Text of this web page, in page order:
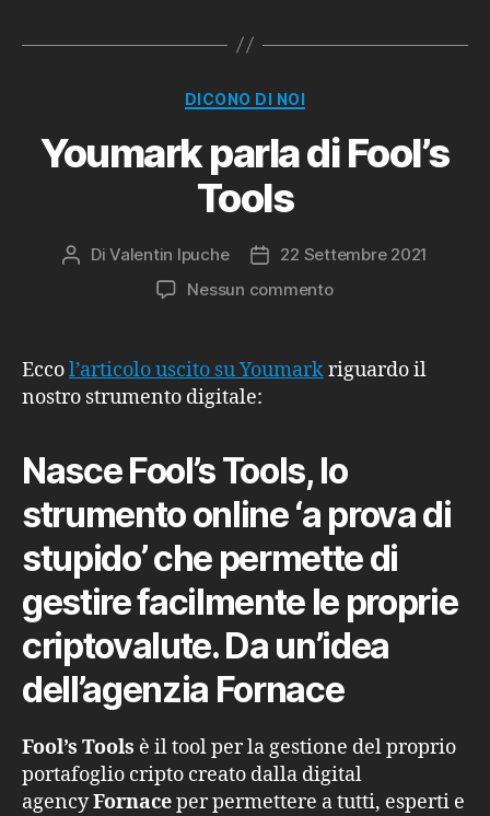
Categorie
DICONO DI NOI
Youmark parla di Fool’s
Tools
Autore
DiValentin Ipuche
Data
dell'articolo
22 Settembre 2021
Nessun commentosu
di
Fool’s
Eccol’articolo uscito su Youmarkriguardo il
nostro strumento digitale:
Nasce Fool’s Tools, lo
strumento online ‘a prova di
stupido’ che permette di
gestire facilmente le proprie
criptovalute. Da un’idea
dell’agenzia Fornace
Fool’s Tools è il tool per la gestione del proprio
portafoglio cripto creato dalla digital
agencyFornaceper permettere a tutti, esperti e